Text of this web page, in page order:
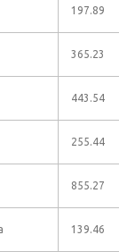
197.89
365.23
443.54
255.44
855.27
139.46